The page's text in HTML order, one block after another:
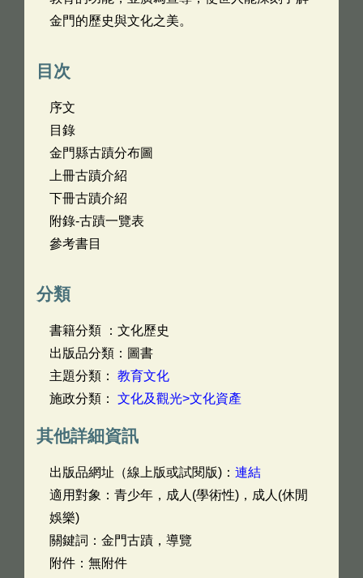
金門的歷史與文化之美。
目次
序文
目錄
金門縣古蹟分布圖
上冊古蹟介紹
下冊古蹟介紹
附錄-古蹟一覽表
參考書目
分類
書籍分類 ：文化歷史
出版品分類：圖書
主題分類： 教育文化
施政分類： 文化及觀光>文化資產
其他詳細資訊
出版品網址（線上版或試閱版)： 連結
適用對象：青少年，成人(學術性)，成人(休閒
娛樂)
關鍵詞：金門古蹟，導覽
附件：無附件